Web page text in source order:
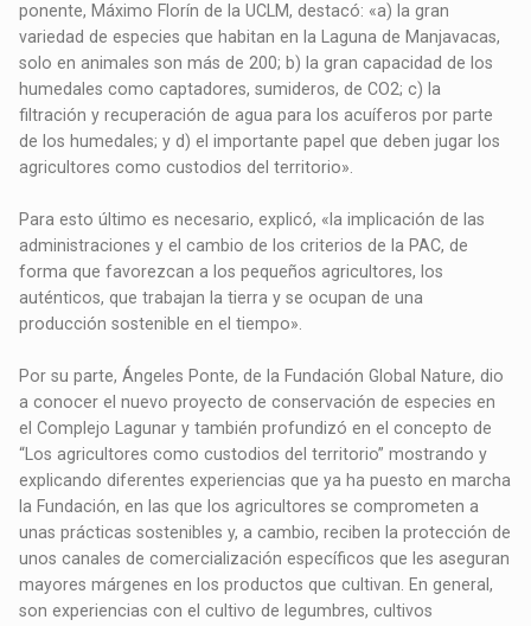
ponente, Máximo Florín de la UCLM, destacó: «a) la gran
variedad de especies que habitan en la Laguna de Manjavacas,
solo en animales son más de 200; b) la gran capacidad de los
humedales como captadores, sumideros, de CO2; c) la
filtración y recuperación de agua para los acuíferos por parte
de los humedales; y d) el importante papel que deben jugar los
agricultores como custodios del territorio».
Para esto último es necesario, explicó, «la implicación de las
administraciones y el cambio de los criterios de la PAC, de
forma que favorezcan a los pequeños agricultores, los
auténticos, que trabajan la tierra y se ocupan de una
producción sostenible en el tiempo».
Por su parte, Ángeles Ponte, de la Fundación Global Nature, dio
a conocer el nuevo proyecto de conservación de especies en
el Complejo Lagunar y también profundizó en el concepto de
“Los agricultores como custodios del territorio” mostrando y
explicando diferentes experiencias que ya ha puesto en marcha
la Fundación, en las que los agricultores se comprometen a
unas prácticas sostenibles y, a cambio, reciben la protección de
unos canales de comercialización específicos que les aseguran
mayores márgenes en los productos que cultivan. En general,
son experiencias con el cultivo de legumbres, cultivos